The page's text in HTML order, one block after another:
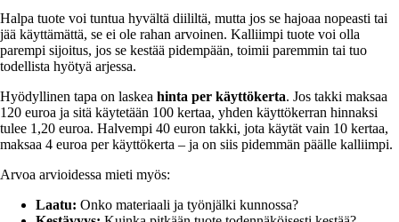
Halpa tuote voi tuntua hyvältä diililtä, mutta jos se hajoaa nopeasti tai
jää käyttämättä, se ei ole rahan arvoinen. Kalliimpi tuote voi olla
parempi sijoitus, jos se kestää pidempään, toimii paremmin tai tuo
todellista hyötyä arjessa.
Hyödyllinen tapa on laskea hinta per käyttökerta. Jos takki maksaa
120 euroa ja sitä käytetään 100 kertaa, yhden käyttökerran hinnaksi
tulee 1,20 euroa. Halvempi 40 euron takki, jota käytät vain 10 kertaa,
maksaa 4 euroa per käyttökerta – ja on siis pidemmän päälle kalliimpi.
Arvoa arvioidessa mieti myös:
Laatu: Onko materiaali ja työnjälki kunnossa?